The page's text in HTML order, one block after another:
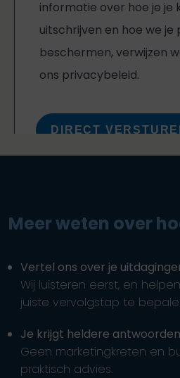
Meer weten over
Vertel ons over je
Wij luisteren eerst, en
juiste vervolgstap te
Je krijgt heldere antwoorden
Geen marketingkreten en
praktisch advies.